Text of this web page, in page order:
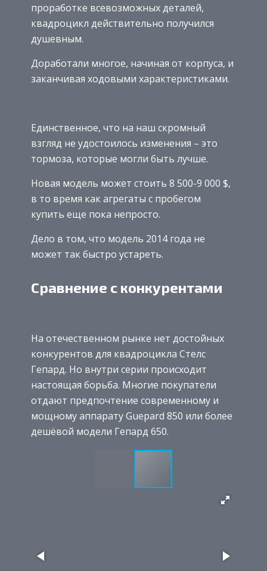
проработке всевозможных деталей,
квадроцикл действительно получился
душевным.
Доработали многое, начиная от корпуса, и
заканчивая ходовыми характеристиками.
Единственное, что на наш скромный
взгляд не удостоилось изменения – это
тормоза, которые могли быть лучше.
Новая модель может стоить 8 500-9 000 $,
в то время как агрегаты с пробегом
купить еще пока непросто.
Дело в том, что модель 2014 года не
может так быстро устареть.
Сравнение с конкурентами
На отечественном рынке нет достойных
конкурентов для квадроцикла Стелс
Гепард. Но внутри серии происходит
настоящая борьба. Многие покупатели
отдают предпочтение современному и
мощному аппарату Guepard 850 или более
дешёвой модели Гепард 650.